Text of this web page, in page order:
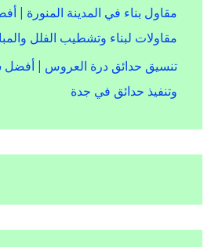
مقاول بناء في المدينة المنورة |
مقاولات لبناء وتشطيب الفلل
تنسيق حدائق درة العروس |
وتنفيذ حدائق في جدة